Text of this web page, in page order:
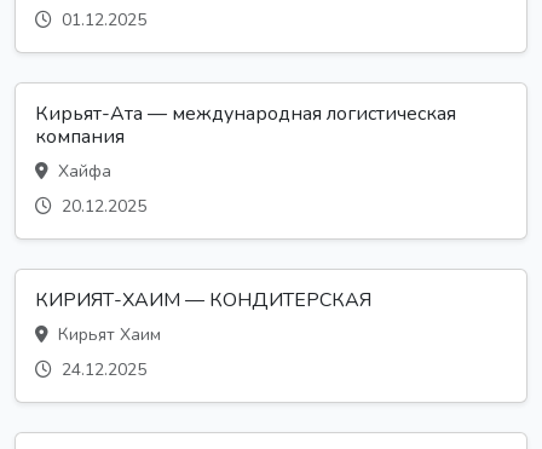
01.12.2025
Кирьят-Ата — международная логистическая
компания
Хайфа
20.12.2025
КИРИЯТ-ХАИМ — КОНДИТЕРСКАЯ
Кирьят Хаим
24.12.2025